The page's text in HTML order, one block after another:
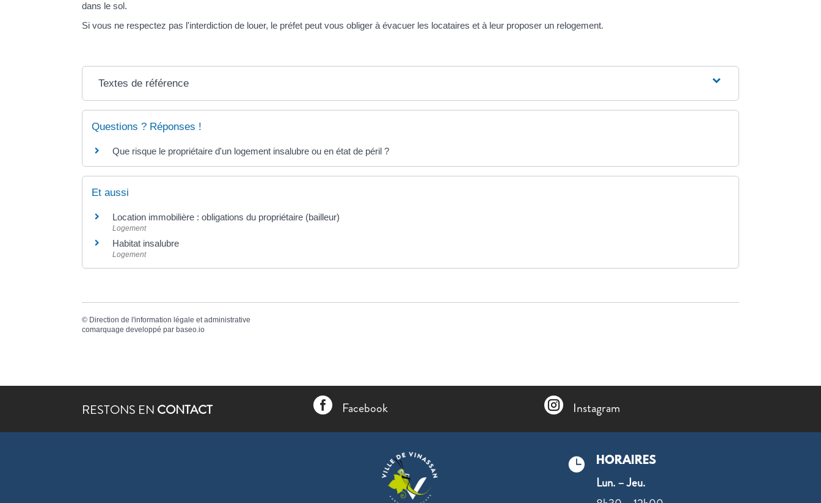
dans le sol.
Si vous ne respectez pas l'interdiction de louer, le préfet peut vous obliger à évacuer les locataires et à leur proposer un relogement.
Textes de référence
Questions ? Réponses !
Que risque le propriétaire d'un logement insalubre ou en état de péril ?
Et aussi
Location immobilière : obligations du propriétaire (bailleur)
Logement
Habitat insalubre
Logement
© Direction de l'information légale et administrative
comarquage developpé par baseo.io
RESTONS EN CONTACT  Facebook  Instagram
 HORAIRES
Lun. – Jeu.